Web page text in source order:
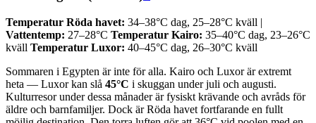
Temperatur Röda havet: 34–38°C dag, 25–28°C kväll |
Vattentemp: 27–28°C Temperatur Kairo: 35–40°C dag, 23–26°C
kväll Temperatur Luxor: 40–45°C dag, 26–30°C kväll
Sommaren i Egypten är inte för alla. Kairo och Luxor är extremt
heta — Luxor kan slå 45°C i skuggan under juli och augusti.
Kulturresor under dessa månader är fysiskt krävande och avråds för
äldre och barnfamiljer. Dock är Röda havet fortfarande en fullt